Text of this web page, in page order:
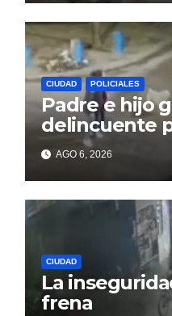
CIUDAD POLICIALES
Padre e hijo
delincuente
un celular
AGO 6, 2026
CIUDAD
La
frena